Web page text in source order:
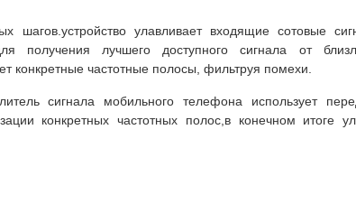
шагов.устройство улавливает входящие сотовые
получения лучшего доступного сигнала от
конкретные частотные полосы, фильтруя помехи.
сигнала мобильного телефона использует
конкретных частотных полос,в конечном итоге